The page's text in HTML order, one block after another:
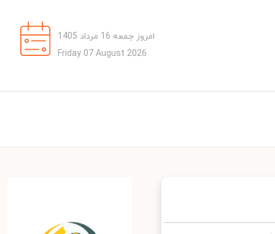
امروز جمعه 16 مرداد 1405
Friday 07 August 2026